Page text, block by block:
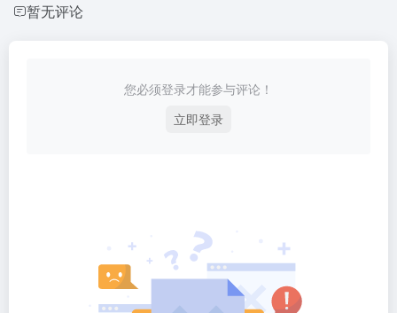
暂无评论
您必须登录才能参与评论！
立即登录